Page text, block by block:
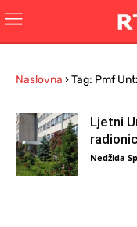
Naslovna ›Tag: Pmf
Ljetni
Nedžida